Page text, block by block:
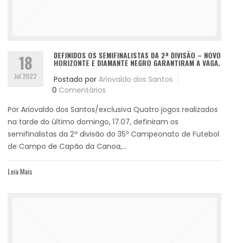
18
Jul 2022
DEFINIDOS OS SEMIFINALISTAS DA 2ª DIVISÃO – NOVO
HORIZONTE E DIAMANTE NEGRO GARANTIRAM A VAGA.
Postado por Ariovaldo dos Santos
0 Comentários
Por Ariovaldo dos Santos/exclusiva Quatro jogos realizados
na tarde do último domingo, 17.07, definiram os
semifinalistas da 2ª divisão do 35º Campeonato de Futebol
de Campo de Capão da Canoa,...
Leia Mais